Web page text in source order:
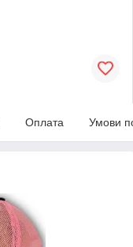
Оплата Умови